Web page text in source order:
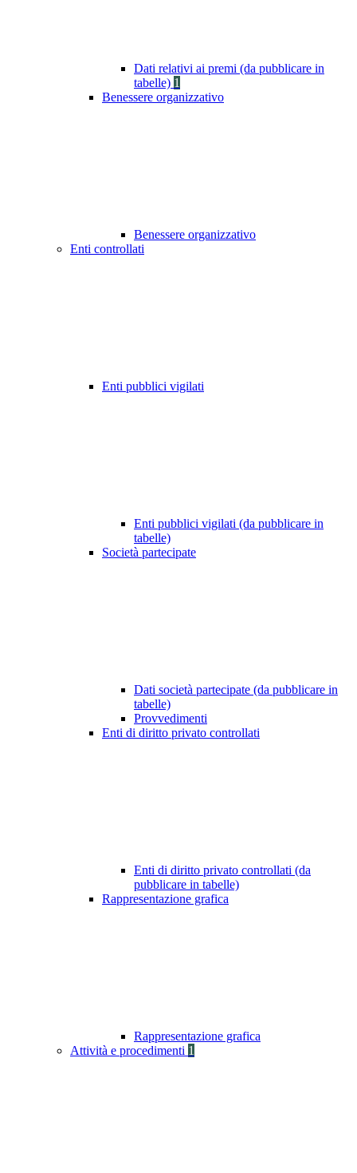
Dati relativi ai premi (da pubblicare in
tabelle) 1
Benessere organizzativo
Benessere organizzativo
Enti controllati
Enti pubblici vigilati
Enti pubblici vigilati (da pubblicare in
tabelle)
Società partecipate
Dati società partecipate (da pubblicare in
tabelle)
Provvedimenti
Enti di diritto privato controllati
Enti di diritto privato controllati (da
pubblicare in tabelle)
Rappresentazione grafica
Rappresentazione grafica
Attività e procedimenti 1